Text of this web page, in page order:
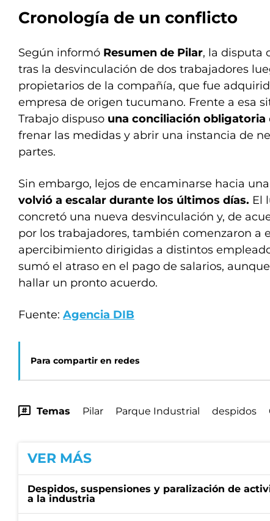
Cronología de un conflicto
Según informó Resumen de Pilar, la disputa
tras la desvinculación de dos trabajadores
propietarios de la compañía, que fue
empresa de origen tucumano. Frente a esa
Trabajo dispuso una conciliación obligatoria
frenar las medidas y abrir una instancia de
partes.
Sin embargo, lejos de encaminarse hacia
volvió a escalar durante los últimos días. El
concretó una nueva desvinculación y, de
por los trabajadores, también comenzaron a
apercibimiento dirigidas a distintos
sumó el atraso en el pago de salarios,
hallar un pronto acuerdo.
Fuente: Agencia DIB
Para compartir en redes
Temas Pilar Parque Industrial despidos
VER MÁS
Despidos, suspensiones y paralización de
a la industria